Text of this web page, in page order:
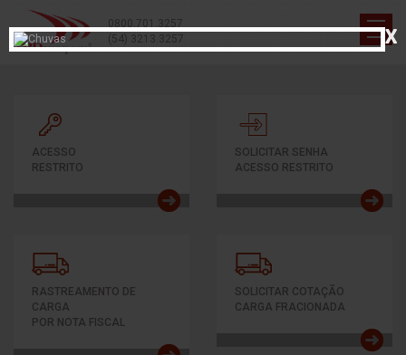
0800.701.3257
(54) 3213.3257
ACESSO
RESTRITO
SOLICITAR SENHA
ACESSO RESTRITO
RASTREAMENTO DE
CARGA
POR NOTA FISCAL
SOLICITAR COTAÇÃO
CARGA FRACIONADA
X